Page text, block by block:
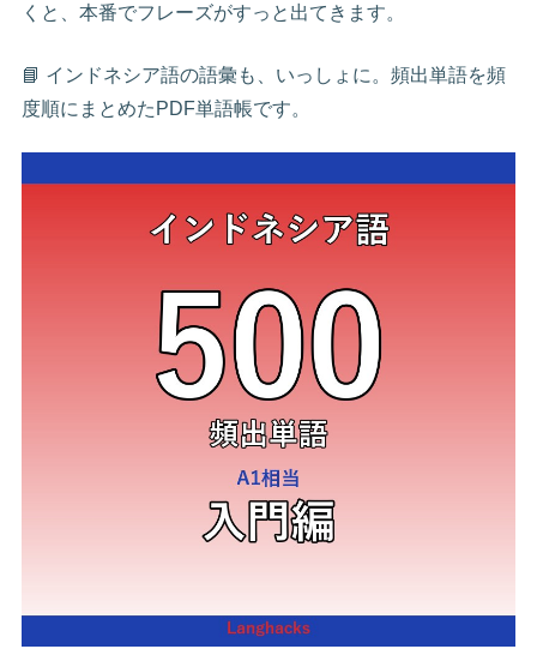
くと、本番でフレーズがすっと出てきます。
📘 インドネシア語の語彙も、いっしょに。頻出単語を頻
度順にまとめたPDF単語帳です。